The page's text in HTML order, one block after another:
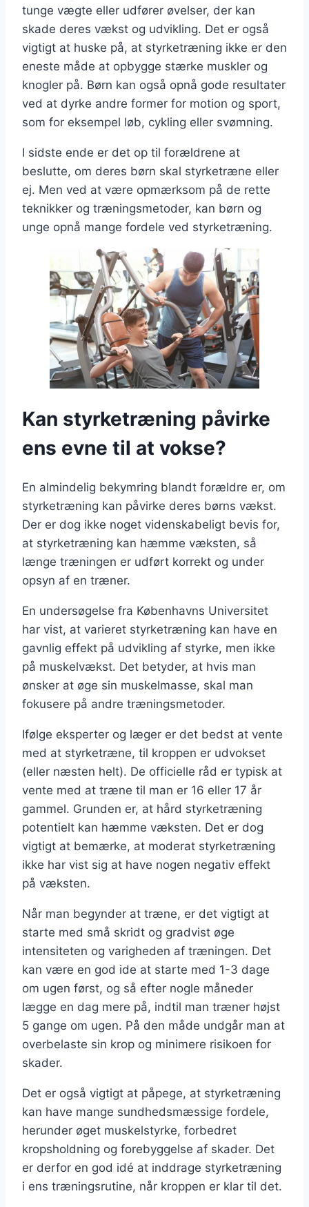
tunge vægte eller udfører øvelser, der kan
skade deres vækst og udvikling. Det er også
vigtigt at huske på, at styrketræning ikke er den
eneste måde at opbygge stærke muskler og
knogler på. Børn kan også opnå gode resultater
ved at dyrke andre former for motion og sport,
som for eksempel løb, cykling eller svømning.
I sidste ende er det op til forældrene at
beslutte, om deres børn skal styrketræne eller
ej. Men ved at være opmærksom på de rette
teknikker og træningsmetoder, kan børn og
unge opnå mange fordele ved styrketræning.
Kan styrketræning påvirke
ens evne til at vokse?
En almindelig bekymring blandt forældre er, om
styrketræning kan påvirke deres børns vækst.
Der er dog ikke noget videnskabeligt bevis for,
at styrketræning kan hæmme væksten, så
længe træningen er udført korrekt og under
opsyn af en træner.
En undersøgelse fra Københavns Universitet
har vist, at varieret styrketræning kan have en
gavnlig effekt på udvikling af styrke, men ikke
på muskelvækst. Det betyder, at hvis man
ønsker at øge sin muskelmasse, skal man
fokusere på andre træningsmetoder.
Ifølge eksperter og læger er det bedst at vente
med at styrketræne, til kroppen er udvokset
(eller næsten helt). De officielle råd er typisk at
vente med at træne til man er 16 eller 17 år
gammel. Grunden er, at hård styrketræning
potentielt kan hæmme væksten. Det er dog
vigtigt at bemærke, at moderat styrketræning
ikke har vist sig at have nogen negativ effekt
på væksten.
Når man begynder at træne, er det vigtigt at
starte med små skridt og gradvist øge
intensiteten og varigheden af træningen. Det
kan være en god ide at starte med 1-3 dage
om ugen først, og så efter nogle måneder
lægge en dag mere på, indtil man træner højst
5 gange om ugen. På den måde undgår man at
overbelaste sin krop og minimere risikoen for
skader.
Det er også vigtigt at påpege, at styrketræning
kan have mange sundhedsmæssige fordele,
herunder øget muskelstyrke, forbedret
kropsholdning og forebyggelse af skader. Det
er derfor en god idé at inddrage styrketræning
i ens træningsrutine, når kroppen er klar til det.